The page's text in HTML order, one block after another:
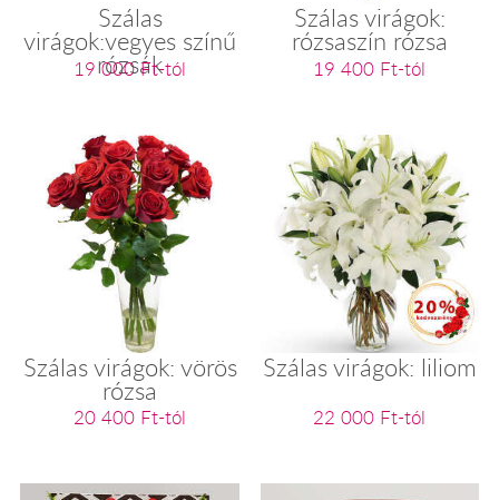
Szálas
virágok:vegyes színű
rózsák
19 000 Ft-tól
Szálas virágok:
rózsaszín rózsa
19 400 Ft-tól
Szálas virágok: vörös
rózsa
20 400 Ft-tól
Szálas virágok: liliom
22 000 Ft-tól